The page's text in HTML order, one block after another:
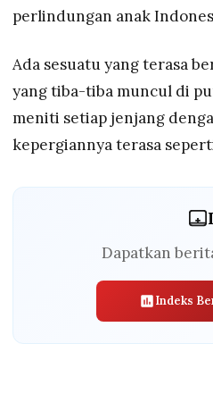
perlindungan anak
Ada sesuatu yang terasa
yang tiba-tiba muncul di
meniti setiap jenjang
kepergiannya terasa
Dapatkan
Indeks